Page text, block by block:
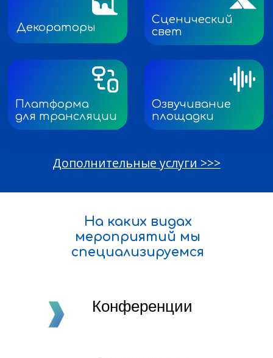
На каких видах
мероприятий мы
специализируемся
Конференции
Собственная
платформа
для мероприятий
LIVE-EVENT.PRO
и гибридного формата с разработанными
автоматическими модулями, предназначенная для
лишь некоторые из них:
Статистика по участникам в формате НМО
Виртуальная выставка для спонсоров
Автоматические скриншоты комплаенса спонсоров